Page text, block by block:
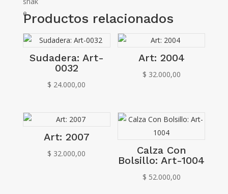
Productos relacionados
Sudadera: Art-
0032
$ 24.000,00
Art: 2004
$ 32.000,00
Art: 2007
$ 32.000,00
Calza Con
Bolsillo: Art-1004
$ 52.000,00